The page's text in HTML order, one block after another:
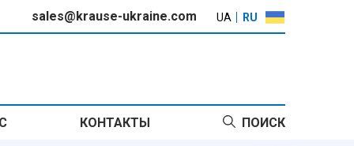
sales@krause-ukraine.com UA RU
КОНТАКТЫ ПОИСК